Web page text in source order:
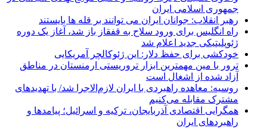
جمهوری اسلامی ایران
رهبر انقلاب: جوانان ایران می توانند بر قله ها بایستند
راه انگلیس برای ورود سلاح به قفقاز باز شد، آغاز یک دوره
ژئوپلیتیکی جدید اعلام شد
خودکشی برای حفظ دلار: این ژئوکالچر آمریکایی
ترور با مین مهمترین ابزار تروریستی ارمنستان در مناطق
آزاد شده از اشغال است
روسیه: معاهده راهبردی با ایران لازم‌الاجرا شد/ با تهدیدهای
مشترک مقابله می‌کنیم
همگرایی اقتصادی آذربایجان، ترکیه و اسرائیل؛ پیامدها و
راهبردهای ایران